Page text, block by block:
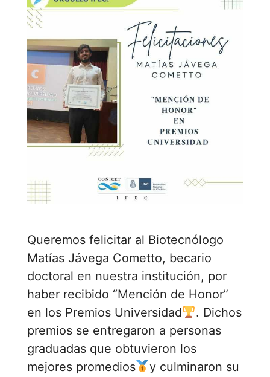
Queremos felicitar al Biotecnólogo
Matías Jávega Cometto, becario
doctoral en nuestra institución, por
haber recibido “Mención de Honor”
en los Premios Universidad
. Dichos
premios se entregaron a personas
graduadas que obtuvieron los
mejores promedios
y culminaron su